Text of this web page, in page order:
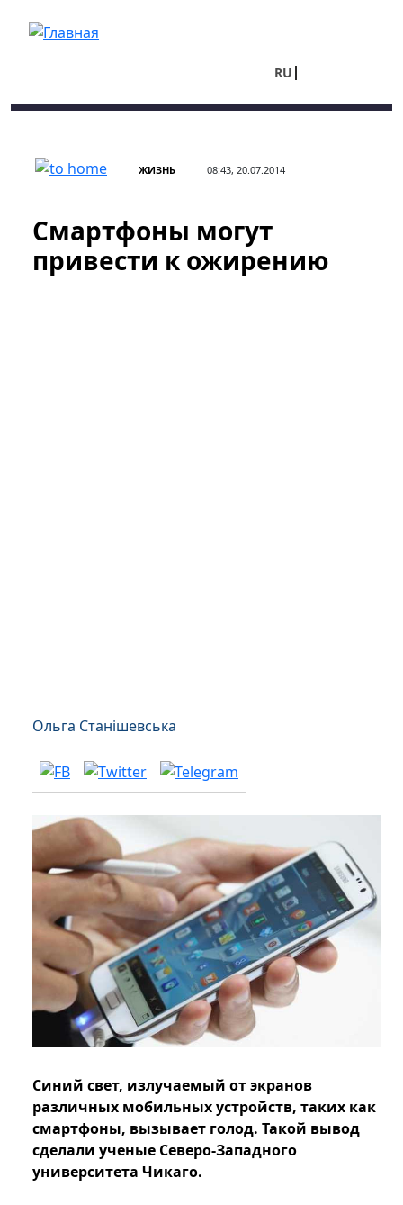
RU
ЖИЗНЬ 08:43, 20.07.2014
Смартфоны могут
привести к ожирению
Ольга Станішевська
Синий свет, излучаемый от экранов
различных мобильных устройств, таких как
смартфоны, вызывает голод. Такой вывод
сделали ученые Северо-Западного
университета Чикаго.